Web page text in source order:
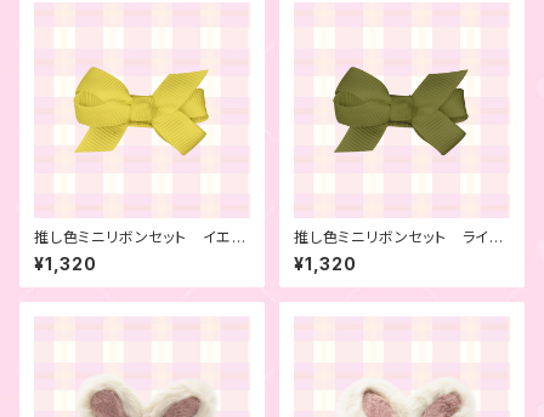
推し色ミニリボンセット イエロ
ー 6本セット
¥1,320
推し色ミニリボンセット ライム
グリーン 6本セット
¥1,320